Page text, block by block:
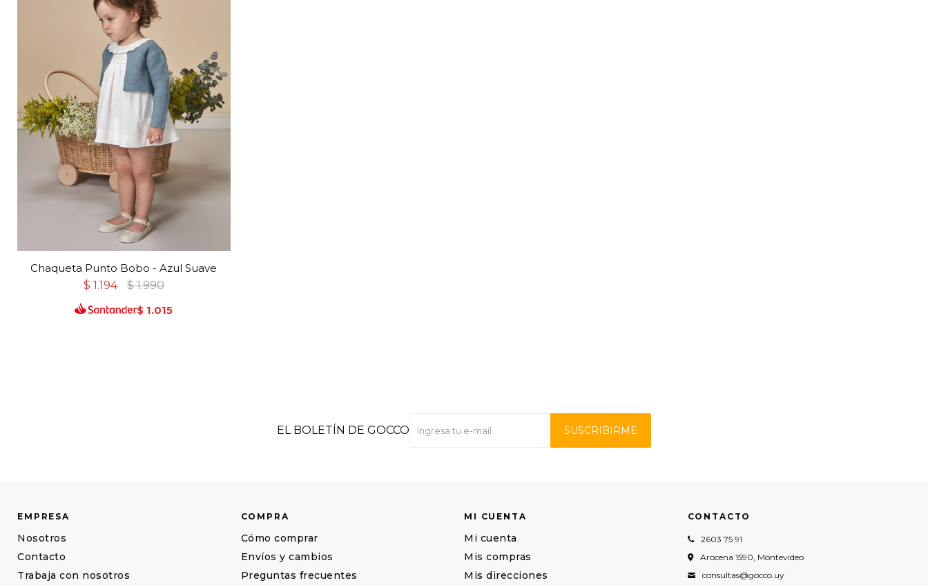
Chaqueta Punto Bobo - Azul Suave
$ 1.194 $ 1.990
$ 1.015
CONTACTO
2603 75 91
Arocena 1590, Montevideo
consultas@gocco.uy
EMPRESA
Nosotros
Contacto
Trabaja con nosotros
COMPRA
Cómo comprar
Envíos y cambios
Preguntas frecuentes
MI CUENTA
Mi cuenta
Mis compras
Mis direcciones
EL BOLETÍN DE GOCCO SUSCRIBIRME